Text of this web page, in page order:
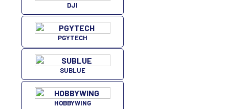
DJI
PGYTECH
SUBLUE
HOBBYWING